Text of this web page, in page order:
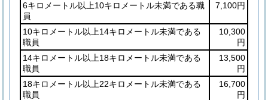
6キロメートル以上10キロメートル未満である職
員
7,100円
10キロメートル以上14キロメートル未満である
職員
10,300
円
14キロメートル以上18キロメートル未満である
職員
13,500
円
18キロメートル以上22キロメートル未満である
職員
16,700
円